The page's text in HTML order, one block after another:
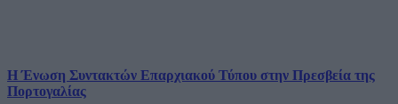
Η Ένωση Συντακτών Επαρχιακού Τύπου στην Πρεσβεία της
Πορτογαλίας